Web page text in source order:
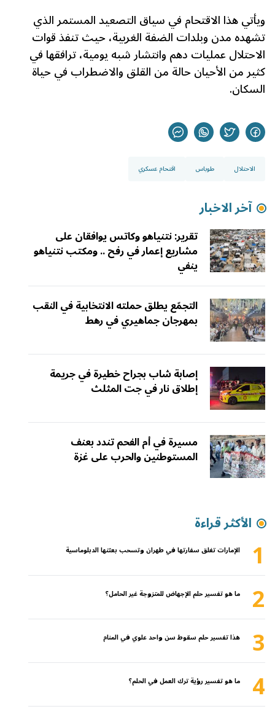
ويأتي هذا الاقتحام في سياق التصعيد المستمر الذي
تشهده مدن وبلدات الضفة الغربية، حيث تنفذ قوات
الاحتلال عمليات دهم وانتشار شبه يومية، ترافقها في
كثير من الأحيان حالة من القلق والاضطراب في حياة
السكان.
الاحتلال طوباس اقتحام عسكري
آخر الاخبار
تقرير: نتنياهو وكاتس يوافقان على
مشاريع إعمار في رفح .. ومكتب نتنياهو
ينفي
التجمّع يطلق حملته الانتخابية في النقب
بمهرجان جماهيري في رهط
إصابة شاب بجراح خطيرة في جريمة
إطلاق نار في جت المثلث
مسيرة في أم الفحم تندد بعنف
المستوطنين والحرب على غزة
الأكثر قراءة
1 الإمارات تغلق سفارتها في طهران وتسحب بعثتها الدبلوماسية
2 ما هو تفسير حلم الإجهاض للمتزوجة غير الحامل؟
3 هذا تفسير حلم سقوط سن واحد علوي في المنام
4 ما هو تفسير رؤية ترك العمل في الحلم؟